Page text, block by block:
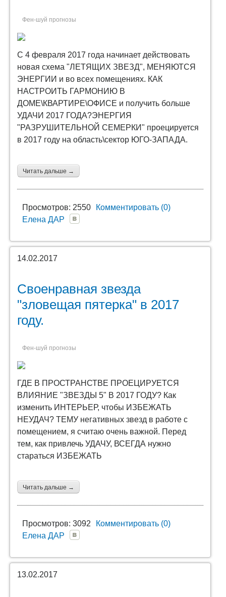
Фен-шуй прогнозы
С 4 февраля 2017 года начинает действовать
новая схема "ЛЕТЯЩИХ ЗВЕЗД", МЕНЯЮТСЯ
ЭНЕРГИИ и во всех помещениях. КАК
НАСТРОИТЬ ГАРМОНИЮ В
ДОМЕ\КВАРТИРЕ\ОФИСЕ и получить больше
УДАЧИ 2017 ГОДА?ЭНЕРГИЯ
"РАЗРУШИТЕЛЬНОЙ СЕМЕРКИ" проецируется
в 2017 году на область\сектор ЮГО-ЗАПАДА.
Читать дальше →
Просмотров: 2550
Комментировать (0)
Елена ДАР
14.02.2017
Своенравная звезда
"зловещая пятерка" в 2017
году.
Фен-шуй прогнозы
ГДЕ В ПРОСТРАНСТВЕ ПРОЕЦИРУЕТСЯ
ВЛИЯНИЕ "ЗВЕЗДЫ 5" В 2017 ГОДУ? Как
изменить ИНТЕРЬЕР, чтобы ИЗБЕЖАТЬ
НЕУДАЧ? ТЕМУ негативных звезд в работе с
помещением, я считаю очень важной. Перед
тем, как привлечь УДАЧУ, ВСЕГДА нужно
стараться ИЗБЕЖАТЬ
Читать дальше →
Просмотров: 3092
Комментировать (0)
Елена ДАР
13.02.2017